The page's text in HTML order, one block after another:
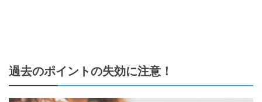
過去のポイントの失効に注意！